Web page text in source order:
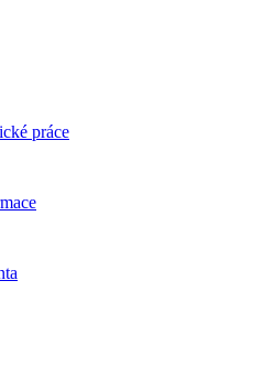
práce